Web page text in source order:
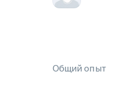
Общий опыт